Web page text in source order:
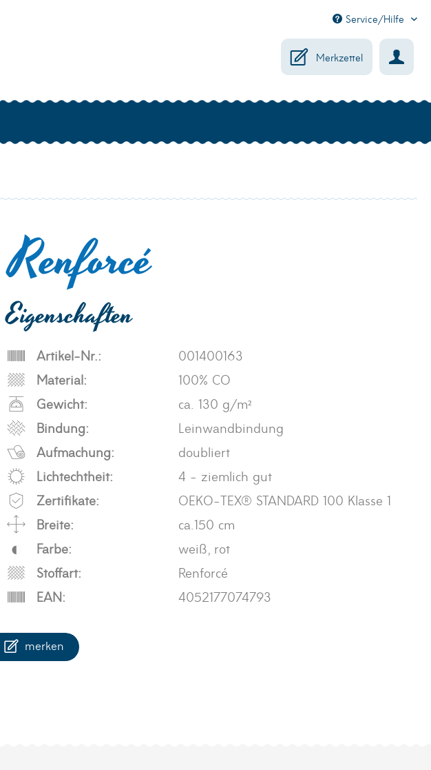
Service/Hilfe
Merkzettel
Renforcé
Eigenschaften
Artikel-Nr.:
001400163
Material:
100% CO
Gewicht:
ca. 130 g/m²
Bindung:
Leinwandbindung
Aufmachung:
doubliert
Lichtechtheit:
4 - ziemlich gut
Zertifikate:
OEKO-TEX® STANDARD 100 Klasse 1
Breite:
ca.150 cm
Farbe:
weiß, rot
Stoffart:
Renforcé
EAN:
4052177074793
merken